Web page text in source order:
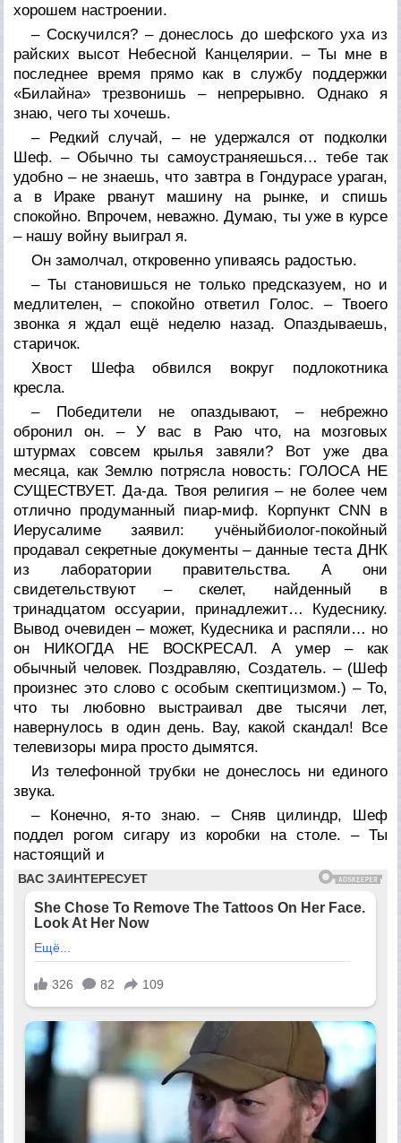
хорошем настроении.
– Соскучился? – донеслось до шефского уха из
райских высот Небесной Канцелярии. – Ты мне в
последнее время прямо как в службу поддержки
«Билайна» трезвонишь – непрерывно. Однако я
знаю, чего ты хочешь.
– Редкий случай, – не удержался от подколки
Шеф. – Обычно ты самоустраняешься… тебе так
удобно – не знаешь, что завтра в Гондурасе ураган,
а в Ираке рванут машину на рынке, и спишь
спокойно. Впрочем, неважно. Думаю, ты уже в курсе
– нашу войну выиграл я.
Он замолчал, откровенно упиваясь радостью.
– Ты становишься не только предсказуем, но и
медлителен, – спокойно ответил Голос. – Твоего
звонка я ждал ещё неделю назад. Опаздываешь,
старичок.
Хвост Шефа обвился вокруг подлокотника
кресла.
– Победители не опаздывают, – небрежно
обронил он. – У вас в Раю что, на мозговых
штурмах совсем крылья завяли? Вот уже два
месяца, как Землю потрясла новость: ГОЛОСА НЕ
СУЩЕСТВУЕТ. Да-да. Твоя религия – не более чем
отлично продуманный пиар-миф. Корпункт CNN в
Иерусалиме заявил: учёныйбиолог-покойный
продавал секретные документы – данные теста ДНК
из лаборатории правительства. А они
свидетельствуют – скелет, найденный в
тринадцатомоссуарии, принадлежит… Кудеснику.
Вывод очевиден – может, Кудесника и распяли… но
он НИКОГДА НЕ ВОСКРЕСАЛ. А умер – как
обычный человек. Поздравляю, Создатель. – (Шеф
произнес это слово с особым скептицизмом.) – То,
что ты любовно выстраивал две тысячи лет,
навернулось в один день. Вау, какой скандал! Все
телевизоры мира просто дымятся.
Из телефонной трубки не донеслось ни единого
звука.
– Конечно, я-то знаю. – Сняв цилиндр, Шеф
поддел рогом сигару из коробки на столе. – Ты
настоящий и